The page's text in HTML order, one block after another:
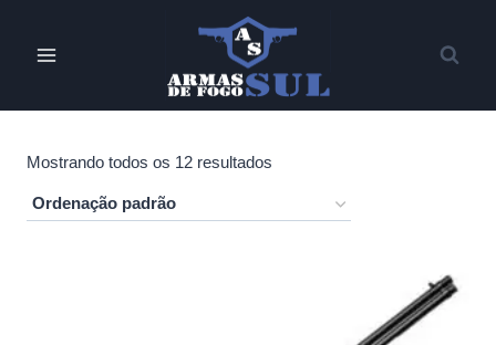
Mostrando todos os 12 resultados